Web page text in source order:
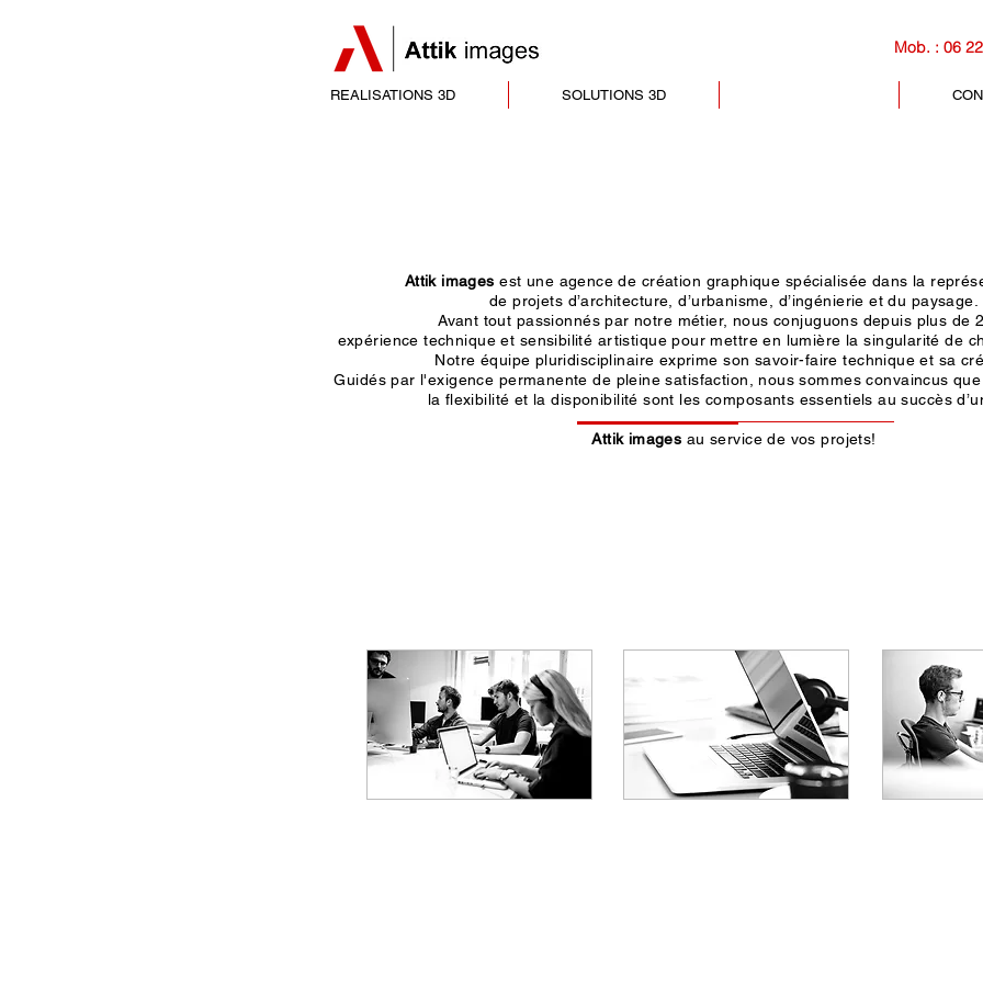
Mob. : 06
REALISATIONS 3D SOLUTIONS 3D
Attik images est une agence de création graphique spécialisée dans la
de projets d’architecture, d’urbanisme, d’ingénierie et du paysage.
Avant tout passionnés par notre métier, nous conjuguons depuis plus de
expérience technique et sensibilité artistique pour mettre en lumière la singularité de
Notre équipe pluridisciplinaire exprime son savoir-faire technique et sa
Guidés par l'exigence permanente de pleine satisfaction, nous sommes convaincus
la flexibilité et la disponibilité sont les composants essentiels au succès
Attik images au service de vos projets!